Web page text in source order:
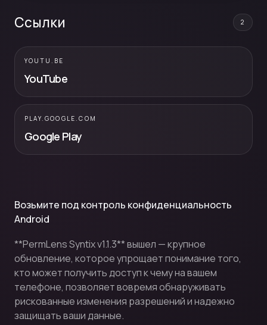
Ссылки 2
YOUTU.BE
YouTube
PLAY.GOOGLE.COM
Google Play
Возьмите под контроль конфиденциальность
Android
**PermLens Syntix v1.1.3** вышел — крупное
обновление, которое упрощает понимание того,
кто может получить доступ к чему на вашем
телефоне, позволяет вовремя обнаруживать
рискованные изменения разрешений и надежно
защищать ваши данные.